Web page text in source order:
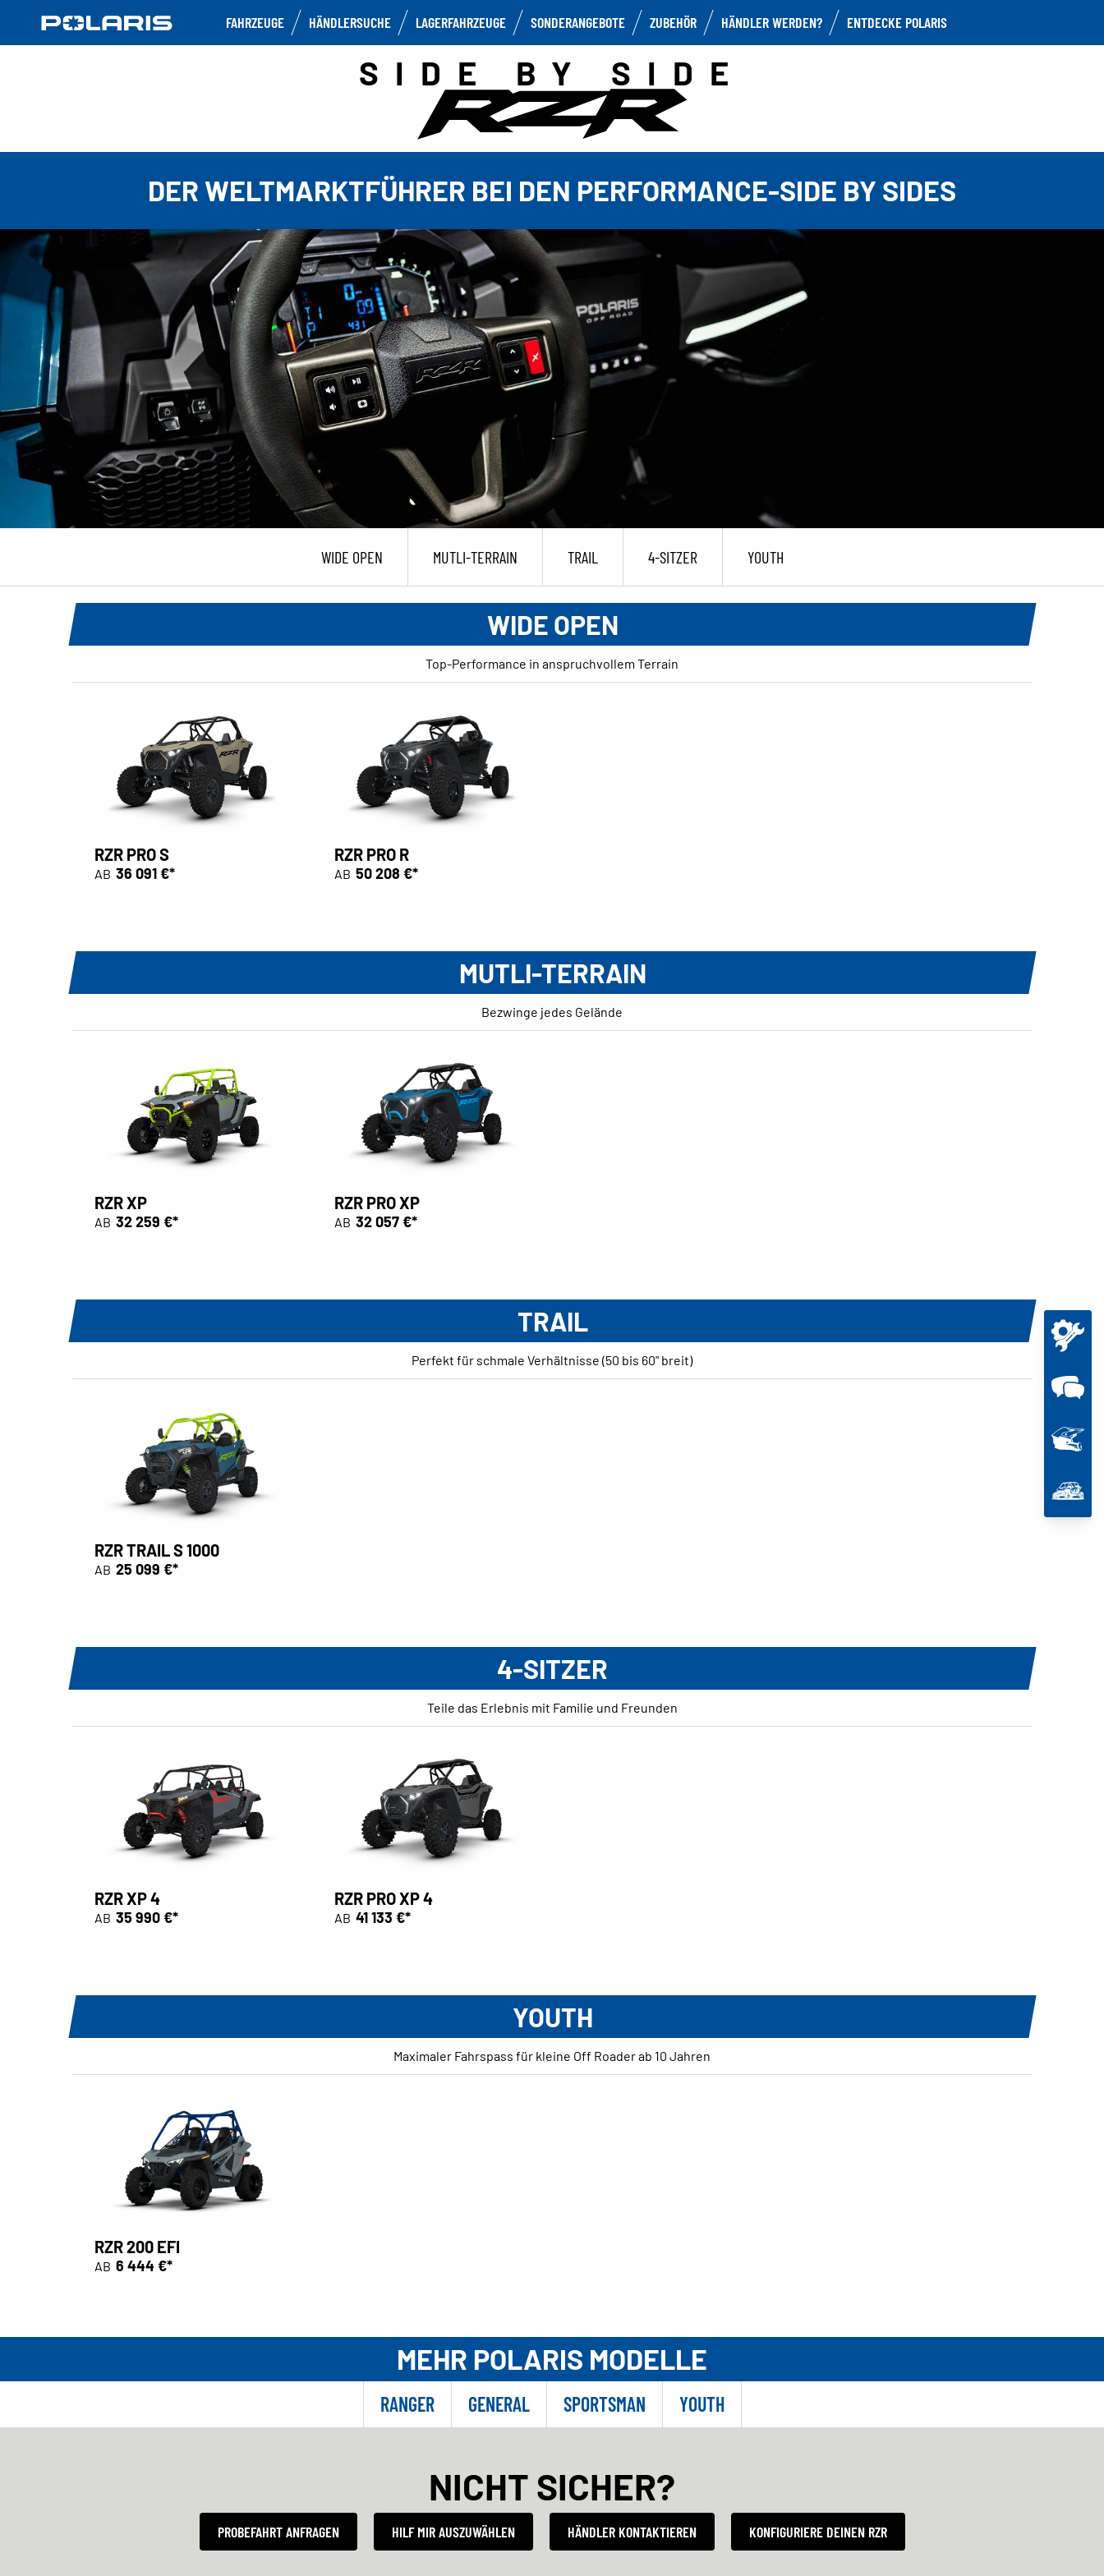
FAHRZEUGE HÄNDLERSUCHE LAGERFAHRZEUGE SONDERANGEBOTE ZUBEHÖR HÄNDLER WERDEN? ENTDECKE POLARIS
SIDE BY SIDE
DER WELTMARKTFÜHRER BEI DEN PERFORMANCE-SIDE BY SIDES
WIDE OPEN MUTLI-TERRAIN TRAIL 4-SITZER YOUTH
WIDE OPEN
Top-Performance in anspruchvollem Terrain
RZR PRO S
AB 36 091 €*
RZR PRO R
AB 50 208 €*
MUTLI-TERRAIN
Bezwinge jedes Gelände
RZR XP
AB 32 259 €*
RZR PRO XP
AB 32 057 €*
TRAIL
Perfekt für schmale Verhältnisse (50 bis 60" breit)
RZR TRAIL S 1000
AB 25 099 €*
4-SITZER
Teile das Erlebnis mit Familie und Freunden
RZR XP 4
AB 35 990 €*
RZR PRO XP 4
AB 41 133 €*
YOUTH
Maximaler Fahrspass für kleine Off Roader ab 10 Jahren
RZR 200 EFI
AB 6 444 €*
MEHR POLARIS MODELLE
RANGER GENERAL SPORTSMAN YOUTH
NICHT SICHER?
PROBEFAHRT ANFRAGEN HILF MIR AUSZUWÄHLEN HÄNDLER KONTAKTIEREN KONFIGURIERE DEINEN RZR